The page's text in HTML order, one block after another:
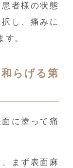
者様の状態
し、痛みに
。
らげる第
に塗って痛
まず表面麻